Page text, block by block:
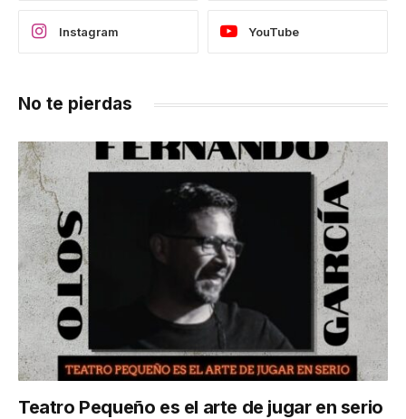
Instagram YouTube
No te pierdas
Teatro Pequeño es el arte de jugar en serio